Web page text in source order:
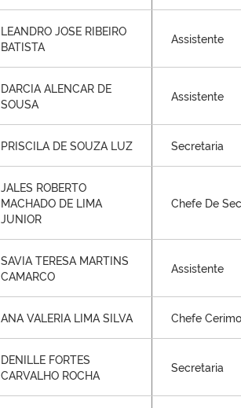
LEANDRO JOSE RIBEIRO
BATISTA
Assistente
DARCIA ALENCAR DE
SOUSA
Assistente
PRISCILA DE SOUZA LUZ Secretaria
JALES ROBERTO
MACHADO DE LIMA
JUNIOR
Chefe De
SAVIA TERESA MARTINS
CAMARCO
Assistente
ANA VALERIA LIMA SILVA Chefe
DENILLE FORTES
CARVALHO ROCHA
Secretaria